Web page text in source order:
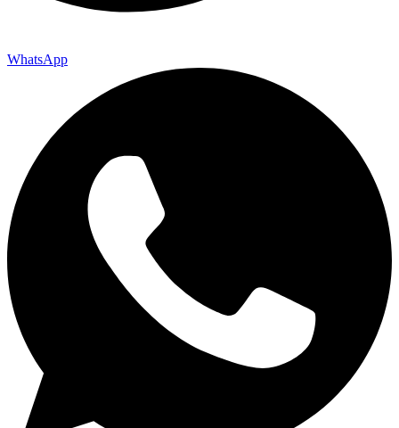
WhatsApp